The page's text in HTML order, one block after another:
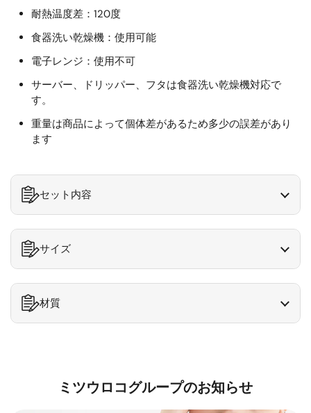
耐熱温度差：120度
食器洗い乾燥機：使用可能
電子レンジ：使用不可
サーバー、ドリッパー、フタは食器洗い乾燥機対応で
す。
重量は商品によって個体差があるため多少の誤差があり
ます
セット内容
サイズ
材質
ミツウロコグループのお知らせ